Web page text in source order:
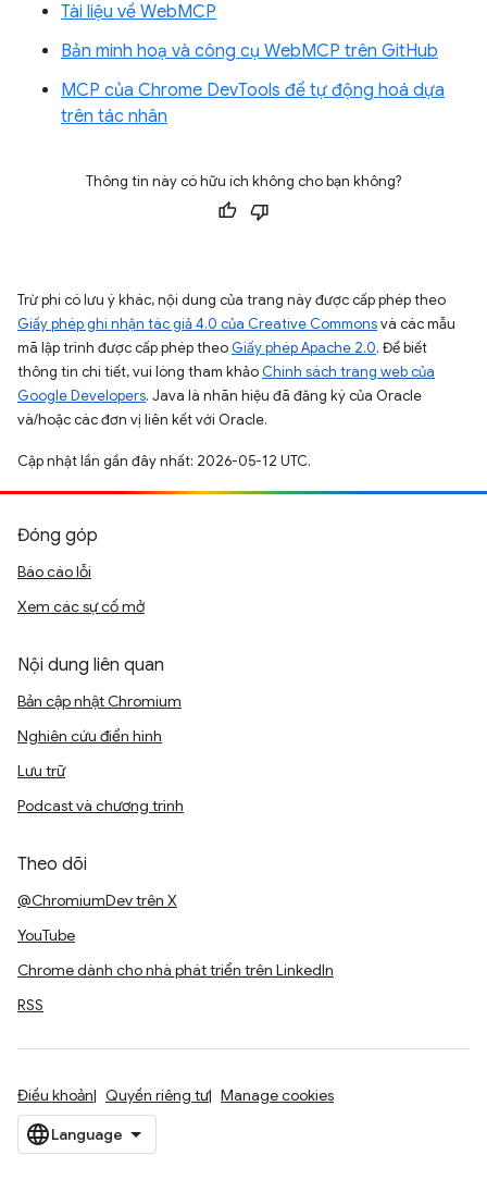
Tài liệu về WebMCP
Bản minh hoạ và công cụ WebMCP trên GitHub
MCP của Chrome DevTools để tự động hoá dựa
trên tác nhân
Thông tin này có hữu ích không cho bạn không?
Trừ phi có lưu ý khác, nội dung của trang này được cấp phép theo
Giấy phép ghi nhận tác giả 4.0 của Creative Commonsvà các mẫu
mã lập trình được cấp phép theo Giấy phép Apache 2.0. Để biết
thông tin chi tiết, vui lòng tham khảo Chính sách trang web của
Google Developers. Java là nhãn hiệu đã đăng ký của Oracle
và/hoặc các đơn vị liên kết với Oracle.
Cập nhật lần gần đây nhất: 2026-05-12 UTC.
Đóng góp
Báo cáo lỗi
Xem các sự cố mở
Nội dung liên quan
Bản cập nhật Chromium
Nghiên cứu điển hình
Lưu trữ
Podcast và chương trình
Theo dõi
@ChromiumDev trên X
YouTube
Chrome dành cho nhà phát triển trên LinkedIn
RSS
Điều khoản Quyền riêng tư Manage cookies